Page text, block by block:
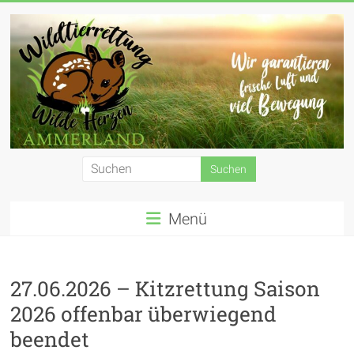
Inhalt
springen
Wildtierrettung
e.
V.
Menü
27.06.2026 – Kitzrettung Saison
2026 offenbar überwiegend
beendet